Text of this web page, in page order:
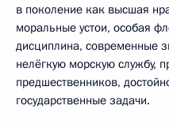
в поколение как высшая
моральные устои, особая
дисциплина, современные
нелёгкую морскую службу,
предшественников,
государственные задачи.